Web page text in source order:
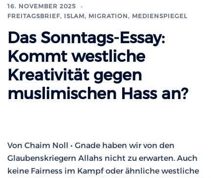
16. NOVEMBER 2025
FREITAGSBRIEF, ISLAM, MIGRATION, MEDIENSPIEGEL
Das Sonntags-Essay:
Kommt westliche
Kreativität gegen
muslimischen Hass an?
Von Chaim Noll • Gnade haben wir von den
Glaubenskriegern Allahs nicht zu erwarten. Auch
keine Fairness im Kampf oder ähnliche westliche